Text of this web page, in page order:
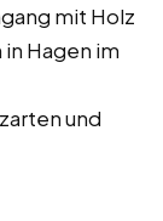
mit Holz
Hagen im
und